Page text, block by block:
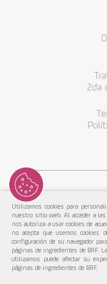
2da
MBRF© 2022.
Utilizamos cookies para
nuestro sitio web. Al acceder a
nos autoriza a usar cookies de
no acepta que usemos cookies
configuración de su navegador
páginas de ingredientes de BRF.
utilizamos puede afectar su
páginas de ingredientes de BRF.